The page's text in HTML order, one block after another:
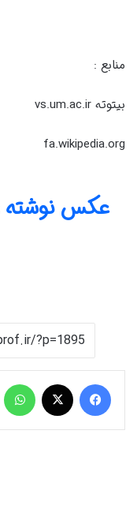
منابع :
بیتوته vs.um.ac.ir
fa.wikipedia.org
عکس نوشته
فیس بوک